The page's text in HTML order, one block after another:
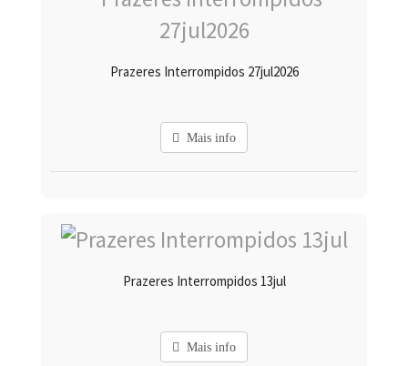
Prazeres Interrompidos 27jul2026
Mais info
Prazeres Interrompidos 13jul
Mais info